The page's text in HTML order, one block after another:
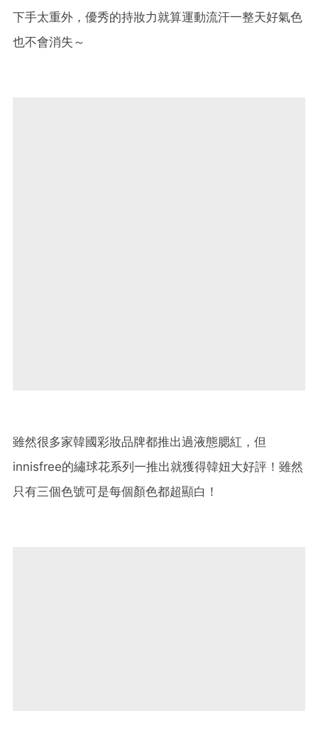
下手太重外，優秀的持妝力就算運動流汗一整天好氣色
也不會消失～
雖然很多家韓國彩妝品牌都推出過液態腮紅，但
innisfree的繡球花系列一推出就獲得韓妞大好評！雖然
只有三個色號可是每個顏色都超顯白！